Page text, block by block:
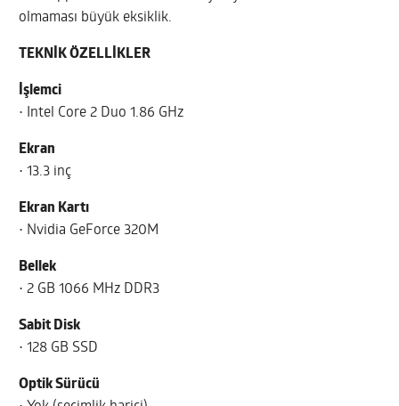
olmaması büyük eksiklik.
TEKNİK ÖZELLİKLER
İşlemci
• Intel Core 2 Duo 1.86 GHz
Ekran
• 13.3 inç
Ekran Kartı
• Nvidia GeForce 320M
Bellek
• 2 GB 1066 MHz DDR3
Sabit Disk
• 128 GB SSD
Optik Sürücü